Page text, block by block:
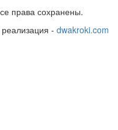
права сохранены.
- dwakroki.com